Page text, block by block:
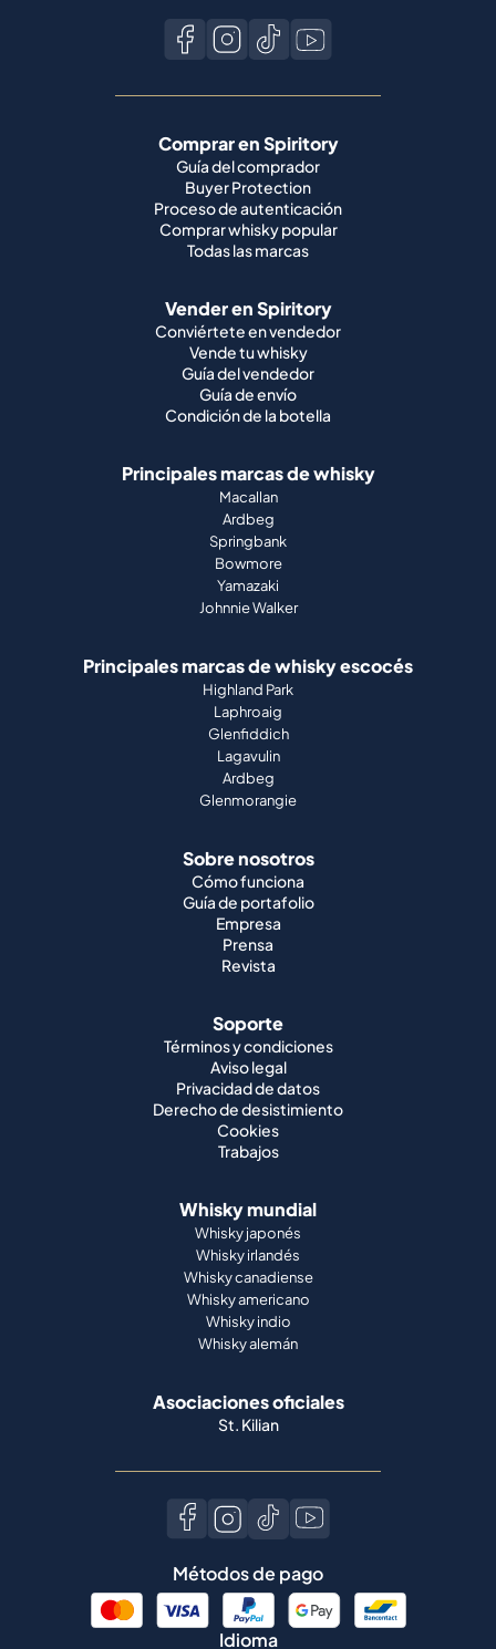
Comprar en Spiritory
Guía del comprador
Buyer Protection
Proceso de autenticación
Comprar whisky popular
Todas las marcas
Vender en Spiritory
Conviértete en vendedor
Vende tu whisky
Guía del vendedor
Guía de envío
Condición de la botella
Principales marcas de whisky
Macallan
Ardbeg
Springbank
Bowmore
Yamazaki
Johnnie Walker
Principales marcas de whisky escocés
Highland Park
Laphroaig
Glenfiddich
Lagavulin
Ardbeg
Glenmorangie
Sobre nosotros
Cómo funciona
Guía de portafolio
Empresa
Prensa
Revista
Soporte
Términos y condiciones
Aviso legal
Privacidad de datos
Derecho de desistimiento
Cookies
Trabajos
Whisky mundial
Whisky japonés
Whisky irlandés
Whisky canadiense
Whisky americano
Whisky indio
Whisky alemán
Asociaciones oficiales
St. Kilian
Métodos de pago
Idioma